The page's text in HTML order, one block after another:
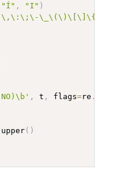
"Í" , "I" )
, t , flags=re .
upper( )